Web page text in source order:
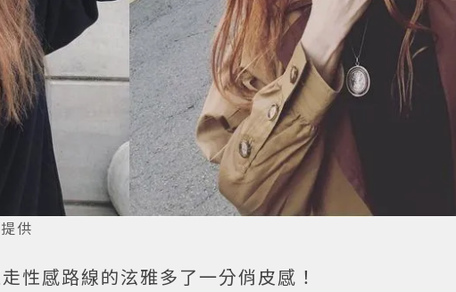
供
性感路線的泫雅多了一分俏皮感！